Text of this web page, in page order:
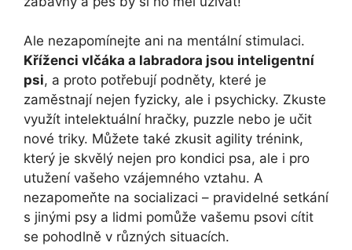
Ale nezapomínejte ani na mentální stimulaci.
Kříženci vlčáka a labradora jsou inteligentní
psi, a proto potřebují podněty, které je
zaměstnají nejen fyzicky, ale i psychicky. Zkuste
využít intelektuální hračky, puzzle nebo je učit
nové triky. Můžete také zkusit agility trénink,
který je skvělý nejen pro kondici psa, ale i pro
utužení vašeho vzájemného vztahu. A
nezapomeňte na socializaci – pravidelné setkání
s jinými psy a lidmi pomůže vašemu psovi cítit
se pohodlně v různých situacích.